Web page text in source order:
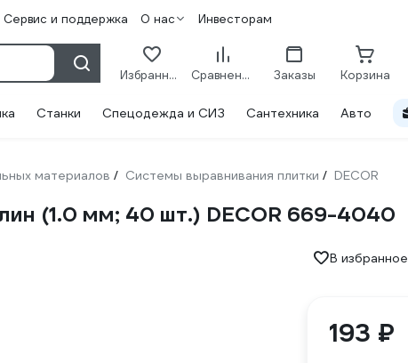
Сервис и поддержка О нас Инвесторам
Избранное Сравнение Заказы Корзина
Станки Спецодежда и СИЗ Сантехника Авто
материалов / Системы выравнивания плитки / DECOR
(1.0 мм; 40 шт.) DECOR 669-4040
В избранное
193 ₽